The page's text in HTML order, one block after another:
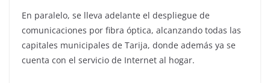
En paralelo, se lleva adelante el despliegue de
comunicaciones por fibra óptica, alcanzando todas las
capitales municipales de Tarija, donde además ya se
cuenta con el servicio de Internet al hogar.